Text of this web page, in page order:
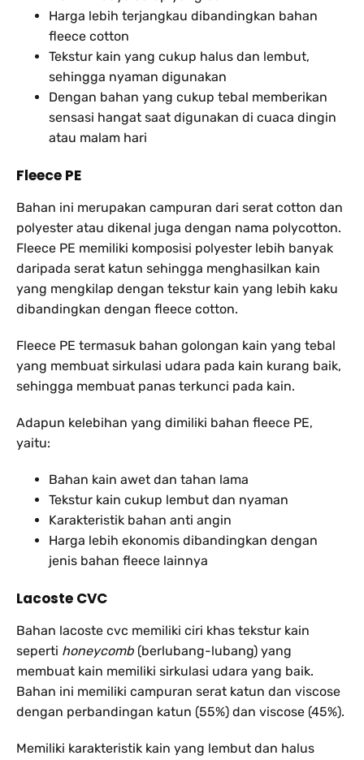
Harga lebih terjangkau dibandingkan bahan
fleece cotton
Tekstur kain yang cukup halus dan lembut,
sehingga nyaman digunakan
Dengan bahan yang cukup tebal memberikan
sensasi hangat saat digunakan di cuaca dingin
atau malam hari
Fleece PE
Bahan ini merupakan campuran dari serat cotton dan
polyester atau dikenal juga dengan nama polycotton.
Fleece PE memiliki komposisi polyester lebih banyak
daripada serat katun sehingga menghasilkan kain
yang mengkilap dengan tekstur kain yang lebih kaku
dibandingkan dengan fleece cotton.
Fleece PE termasuk bahan golongan kain yang tebal
yang membuat sirkulasi udara pada kain kurang baik,
sehingga membuat panas terkunci pada kain.
Adapun kelebihan yang dimiliki bahan fleece PE,
yaitu:
Bahan kain awet dan tahan lama
Tekstur kain cukup lembut dan nyaman
Karakteristik bahan anti angin
Harga lebih ekonomis dibandingkan dengan
jenis bahan fleece lainnya
Lacoste CVC
Bahan lacoste cvc memiliki ciri khas tekstur kain
seperti honeycomb (berlubang-lubang) yang
membuat kain memiliki sirkulasi udara yang baik.
Bahan ini memiliki campuran serat katun dan viscose
dengan perbandingan katun (55%) dan viscose (45%).
Memiliki karakteristik kain yang lembut dan halus